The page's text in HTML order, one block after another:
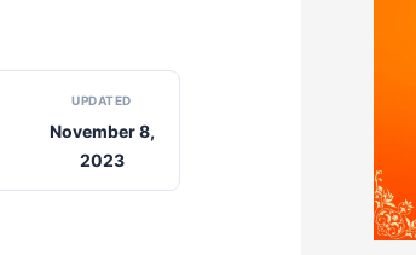
UPDATED
November 8,
2023